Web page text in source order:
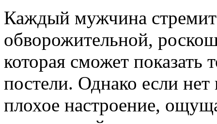
Каждый мужчина
обворожительной,
которая сможет показать
постели. Однако если
плохое настроение,